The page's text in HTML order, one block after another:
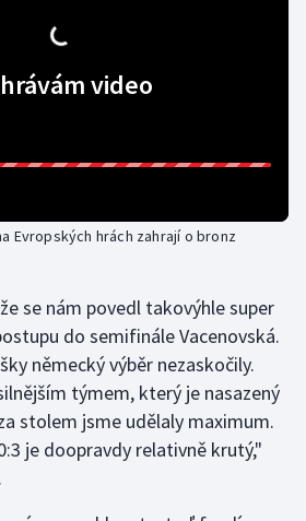
video
Evropských hrách zahrají o bronz
se nám povedl takovýhle super
do semifinále Vacenovská.
německý výběr nezaskočily.
týmem, který je nasazený
stolem jsme udělaly maximum.
je doopravdy relativně krutý,"